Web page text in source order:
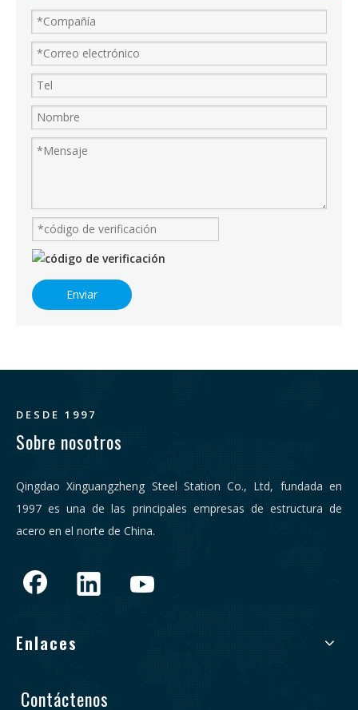
Enviar
DESDE 1997
Sobre nosotros
Qingdao Xinguangzheng Steel Station Co., Ltd, fundada en
1997 es una de las principales empresas de estructura de
acero en el norte de China.
Enlaces
Contáctenos